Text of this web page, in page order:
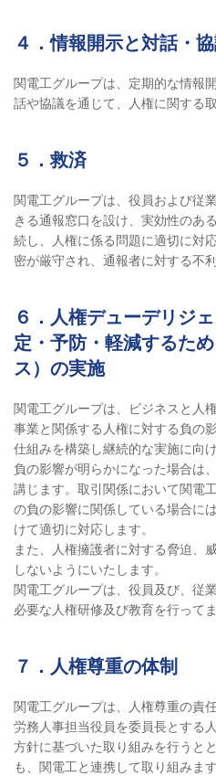
４．情報開示と対話・
関電工グループは、定期的な情報
話や協議を通じて、人権に関する
５．救済
関電工グループは、役員および従
きる通報窓口を設け、実効性のあ
続し、人権に係る問題に適切に対
密が厳守され、通報者に対する不
６．人権デューデリジ
定・予防・軽減するた
ス）の実施
関電工グループは、ビジネスと人
事業と関係する人権に対する負の
仕組みを構築し継続的な実施に向
負の影響が明らかになった場合は
講じます。取引関係において関電
の負の影響に関係している場合に
けて適切に対応します。
また、人権擁護者に対する脅迫、
しないようにいたします。
関電工グループは、役員及び、従
必要な人権研修及び教育を行って
７．人権尊重の体制
関電工グループは、人権尊重の責
労務人事担当役員を委員長とする
方針に基づいた取り組みを行うと
も、関電工と連携して取り組みます